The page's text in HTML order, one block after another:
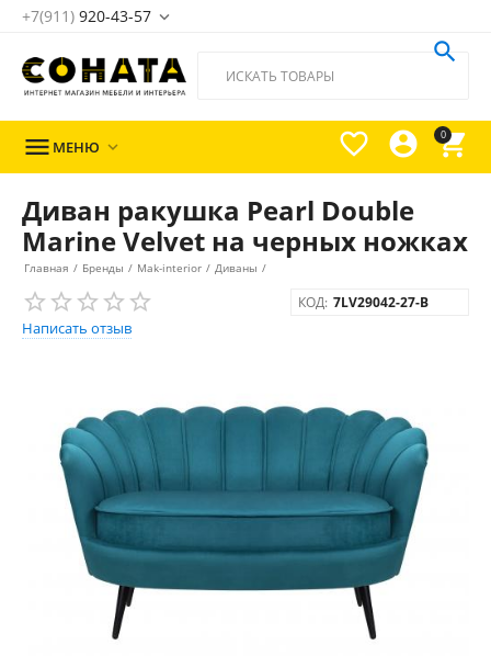
+7(911) 920-43-57 
0




 МЕНЮ 
Диван ракушка Pearl Double
Marine Velvet на черных ножках
Главная / Бренды / Mak-interior / Диваны /
Написать отзыв
КОД: 7LV29042-27-B